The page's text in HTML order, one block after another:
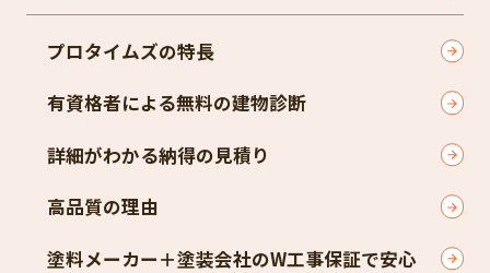
プロタイムズの特長
有資格者による無料の建物診断
詳細がわかる納得の見積り
高品質の理由
塗料メーカー＋塗装会社のW工事保証で安心